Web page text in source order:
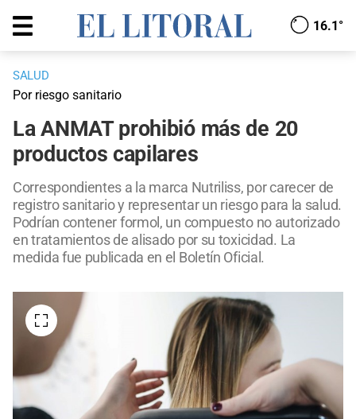
16.1°
SALUD
Por riesgo sanitario
La ANMAT prohibió más de 20
productos capilares
Correspondientes a la marca Nutriliss, por carecer de
registro sanitario y representar un riesgo para la salud.
Podrían contener formol, un compuesto no autorizado
en tratamientos de alisado por su toxicidad. La
medida fue publicada en el Boletín Oficial.